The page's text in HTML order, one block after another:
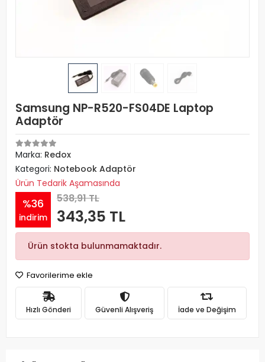
Samsung NP-R520-FS04DE Laptop
Adaptör
Marka: Redox
Kategori: Notebook Adaptör
Ürün Tedarik Aşamasında
%36
indirim
538,91 TL
343,35 TL
Ürün stokta bulunmamaktadır.
Favorilerime ekle
Hızlı Gönderi Güvenli Alışveriş İade ve Değişim